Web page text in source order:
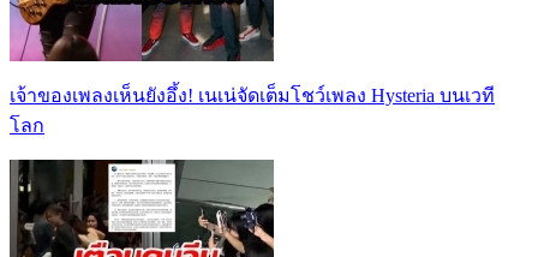
เจ้าของเพลงเห็นยังอึ้ง! เนเน่จัดเต็มโชว์เพลง Hysteria บนเวที
โลก